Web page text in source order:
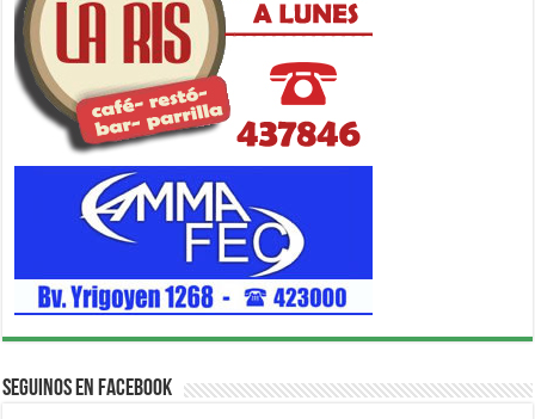
Seguinos en Facebook